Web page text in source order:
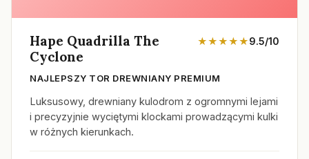
Hape Quadrilla The
Cyclone
★★★★★9.5/10
NAJLEPSZY TOR DREWNIANY PREMIUM
Luksusowy, drewniany kulodrom z ogromnymi lejami
i precyzyjnie wyciętymi klockami prowadzącymi kulki
w różnych kierunkach.